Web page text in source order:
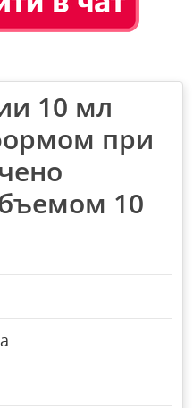
10 мл
при
10